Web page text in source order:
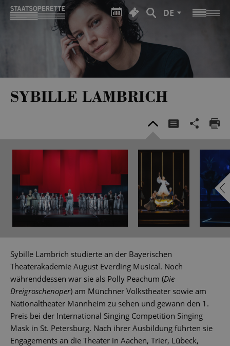
DE
SYBILLE LAMBRICH
Sybille Lambrich studierte an der Bayerischen
Theaterakademie August Everding Musical. Noch
währenddessen war sie als Polly Peachum (Die
Dreigroschenoper) am Münchner Volkstheater sowie am
Nationaltheater Mannheim zu sehen und gewann den 1.
Preis bei der International Singing Competition Singing
Mask in St. Petersburg. Nach ihrer Ausbildung führten sie
Engagements an die Theater in Aachen, Trier, Lübeck,